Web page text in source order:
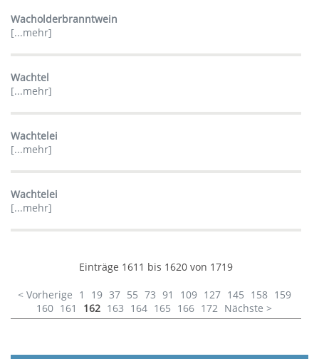
Wacholderbranntwein
[...mehr]
Wachtel
[...mehr]
Wachtelei
[...mehr]
Wachtelei
[...mehr]
Einträge 1611 bis 1620 von 1719
< Vorherige 1 19 37 55 73 91 109 127 145 158 159
160 161 162 163 164 165 166 172 Nächste >